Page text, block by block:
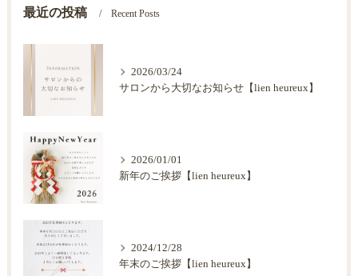
最近の投稿 Recent Posts
2026/03/24
サロンから大切なお知らせ【lien heureux】
2026/01/01
新年のご挨拶【lien heureux】
2024/12/28
年末のご挨拶【lien heureux】